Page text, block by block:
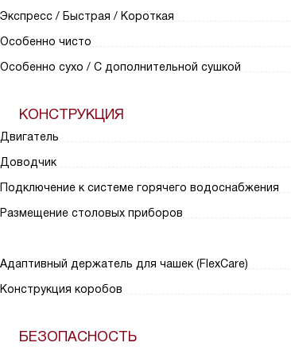
Экспресс / Быстрая / Короткая
Особенно чисто
Особенно сухо / С дополнительной сушкой
КОНСТРУКЦИЯ
Двигатель
Доводчик
Подключение к системе горячего водоснабжения
Размещение столовых приборов
Адаптивный держатель для чашек (FlexCare)
Конструкция коробов
БЕЗОПАСНОСТЬ